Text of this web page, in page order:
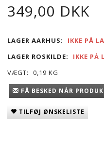
349,00 DKK
LAGER AARHUS:
IKKE PÅ
LAGER ROSKILDE:
IKKE PÅ
VÆGT:
0,19 KG
FÅ BESKED NÅR
TILFØJ ØNSKELISTE